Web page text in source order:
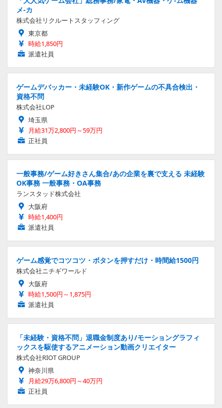
メ-カ
株式会社リクルートスタッフィング
東京都
時給1,850円
派遣社員
ゲームデバッカー・未経験OK・新作ゲームの不具合検出・
資格不問
株式会社LOP
埼玉県
月給31万2,800円～59万円
正社員
一般事務/ゲーム好きさん集合/あの企業を裏で支える 未経験
OK事務 一般事務・OA事務
ランスタッド株式会社
大阪府
時給1,400円
派遣社員
ゲーム感覚でコツコツ・ボタンを押すだけ・時間給1500円
株式会社ニチギワールド
大阪府
時給1,500円～1,875円
派遣社員
「未経験・資格不問」退職金制度あり/モーショングラフィ
ックスを駆使するアニメーション動画クリエイター
株式会社RIOT GROUP
神奈川県
月給29万6,800円～40万円
正社員